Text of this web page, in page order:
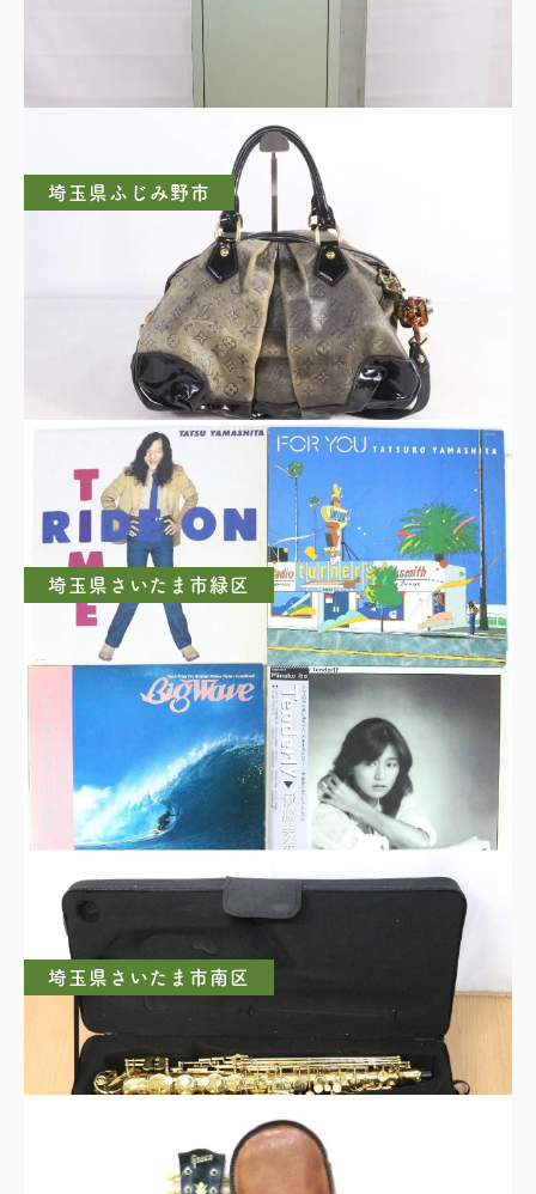
KSK ガンロッカー 銃保管庫 鍵付き クレー射
埼玉県ふじみ野市
LOUIS VUITTON ルイ・ヴィトン スティーブ
ン 2WAYショルダーバッグ
埼玉県さいたま市緑区
山下達郎 RIDE ON TIME / FOR YOU / BIG
WAVE ＆ 伊藤美奈子 Tenderly レコードまとめ
埼玉県さいたま市南区